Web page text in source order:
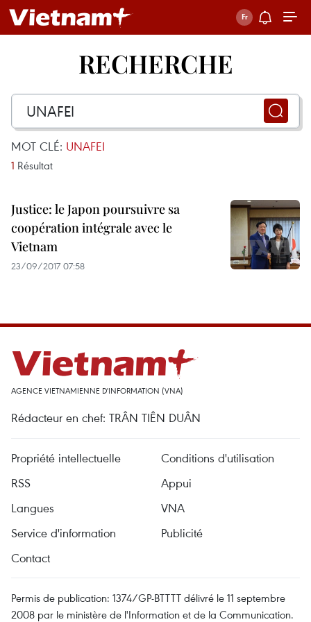
RECHERCHE
MOT CLÉ: UNAFEI
1 Résultat
Justice: le Japon poursuivre sa
coopération intégrale avec le
Vietnam
23/09/2017 07:58
AGENCE VIETNAMIENNE D'INFORMATION (VNA)
Rédacteur en chef: TRÂN TIÊN DUÂN
Propriété intellectuelle
Conditions d'utilisation
RSS
Appui
Langues
VNA
Service d'information
Publicité
Contact
Permis de publication: 1374/GP-BTTTT délivré le 11 septembre
2008 par le ministère de l'Information et de la Communication.